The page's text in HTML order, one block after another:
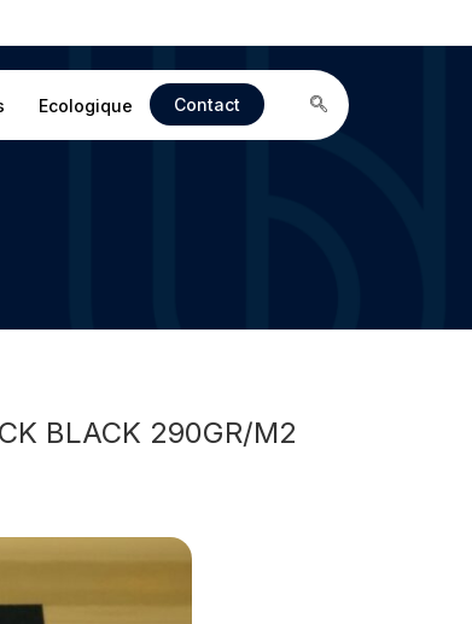
Ecologique Contact
BLACK 290GR/M2